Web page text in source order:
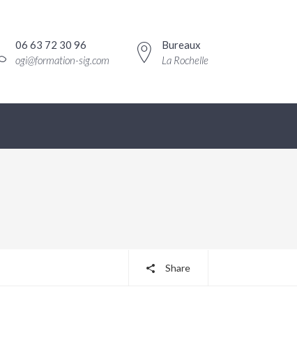
Bureaux
La Rochelle
06 63 72 30 96
ogi@formation-sig.com
Share